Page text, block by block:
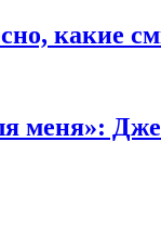
какие
меня»: